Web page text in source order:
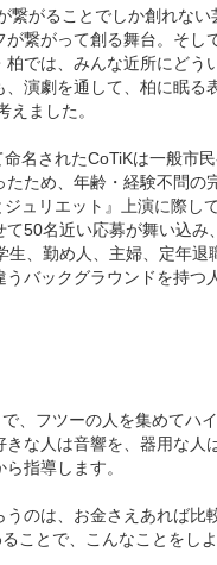
繋がることでしか創れな
繋がって創る舞台。そし
では、みんな近所にどう
演劇を通して、柏に眠る
ました。
名されたCoTiKは一般市
ため、年齢・経験不問の
ュリエット』上演に際し
50名近い応募が舞い込み
、勤め人、主婦、定年退
バックグラウンドを持つ
、フツーの人を集めてハ
な人は音響を、器用な人
指導します。
のは、お金さえあれば比
ことで、こんなことをし